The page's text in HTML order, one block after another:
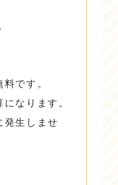
です。
なります。
発生しませ